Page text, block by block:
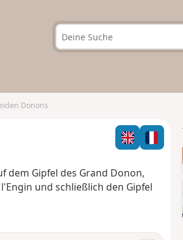
Donons
dem Gipfel des Grand Donon,
und schließlich den Gipfel